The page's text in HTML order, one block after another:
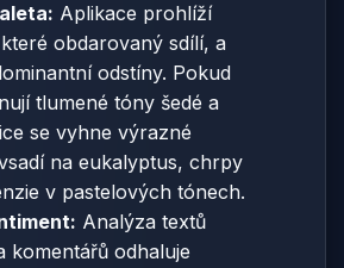
Aplikace prohlíží
obdarovaný sdílí, a
odstíny. Pokud
tlumené tóny šedé a
se vyhne výrazné
na eukalyptus, chrpy
v pastelových tónech.
Analýza textů
komentářů odhaluje